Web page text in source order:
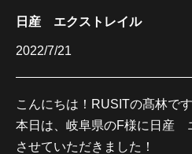
日産 エクストレイル
2022/7/21
こんにちは！RUSITの髙林です
本日は、岐阜県のF様に日産
させていただきました！